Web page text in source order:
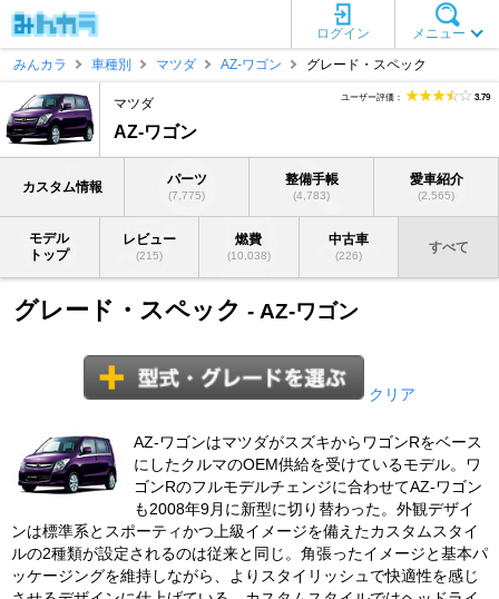
メニュー
ログイン
みんカラ
車種別 マツダ AZ-ワゴン グレード・スペック
マツダ
AZ-ワゴン
ユーザー評価： 3.79
カスタム情報 パーツ
(7,775)
整備手帳
(4,783)
愛車紹介
(2,565)
モデル
トップ
レビュー
(215)
燃費
(10,038)
中古車
(226)
すべて
グレード・スペック - AZ-ワゴン
クリア
AZ-ワゴンはマツダがスズキからワゴンRをベース
にしたクルマのOEM供給を受けているモデル。ワ
ゴンRのフルモデルチェンジに合わせてAZ-ワゴン
も2008年9月に新型に切り替わった。外観デザイ
ンは標準系とスポーティかつ上級イメージを備えたカスタムスタイ
ルの2種類が設定されるのは従来と同じ。角張ったイメージと基本パ
ッケージングを維持しながら、よりスタイリッシュで快適性を感じ